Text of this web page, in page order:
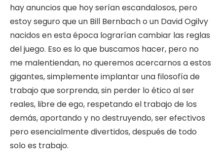
hay anuncios que hoy serían escandalosos, pero
estoy seguro que un Bill Bernbach o un David Ogilvy
nacidos en esta época lograrían cambiar las reglas
del juego. Eso es lo que buscamos hacer, pero no
me malentiendan, no queremos acercarnos a estos
gigantes, simplemente implantar una filosofía de
trabajo que sorprenda, sin perder lo ético al ser
reales, libre de ego, respetando el trabajo de los
demás, aportando y no destruyendo, ser efectivos
pero esencialmente divertidos, después de todo
solo es trabajo.